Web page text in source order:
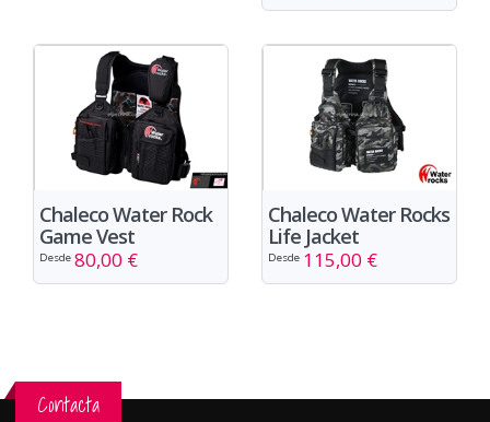
Chaleco Water Rock
Game Vest
Desde 80,00 €
Chaleco Water Rocks
Life Jacket
Desde 115,00 €
Contacta